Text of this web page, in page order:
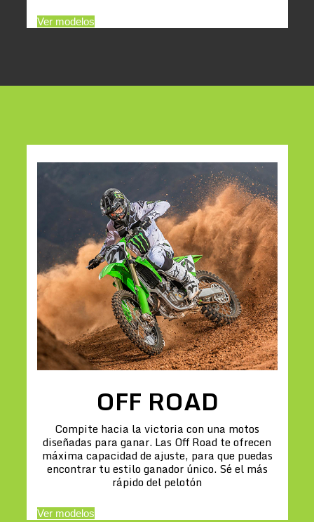
Ver modelos
OFF ROAD
Compite hacia la victoria con una motos
diseñadas para ganar. Las Off Road te ofrecen
máxima capacidad de ajuste, para que puedas
encontrar tu estilo ganador único. Sé el más
rápido del pelotón
Ver modelos